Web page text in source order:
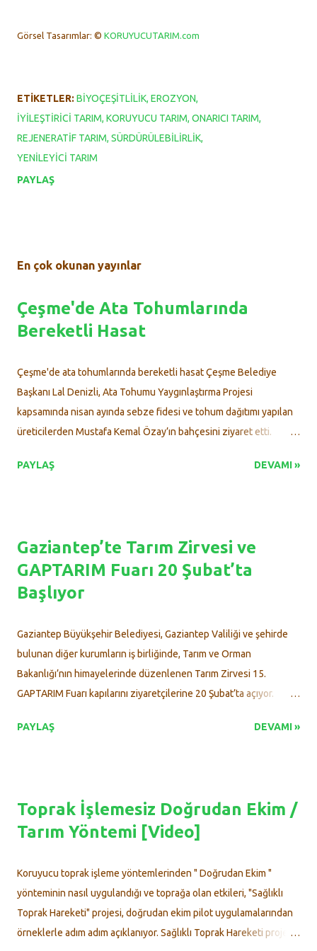
Görsel Tasarımlar: © KORUYUCUTARIM.com
ETIKETLER: BIYOÇEŞITLILIK EROZYON
İYILEŞTIRICI TARIM KORUYUCU TARIM ONARICI TARIM
REJENERATIF TARIM SÜRDÜRÜLEBILIRLIK
YENILEYICI TARIM
PAYLAŞ
En çok okunan yayınlar
Çeşme'de Ata Tohumlarında
Bereketli Hasat
Çeşme'de ata tohumlarında bereketli hasat Çeşme Belediye
Başkanı Lal Denizli, Ata Tohumu Yaygınlaştırma Projesi
kapsamında nisan ayında sebze fidesi ve tohum dağıtımı yapılan
üreticilerden Mustafa Kemal Özay’ın bahçesini ziyaret etti.
elde edilen mahsullerin yurttaşların tarlalarında ve bahçelerinde
somut sonuçlarını vermeye başladı. Nisan ayında üreticilere
dağıtılan yerel sebze fideleri ve tohumlardan elde edilen ilk
mahsuller, Başkan Lal Denizli tarafından yerinde incelendi.
Müdürü Şerif Vural ve belediye ekipleriyle birlikte Mustafa Kemal
Özay’ın bahçesini ziyaret eden Başkan Denizli, ürünlerin gelişimi
ve verimliliği üzerine üreticiyle sohbet etti. Destek olmak içi...
PAYLAŞ DEVAMI »
Gaziantep’te Tarım Zirvesi ve
GAPTARIM Fuarı 20 Şubat’ta
Başlıyor
Gaziantep Büyükşehir Belediyesi, Gaziantep Valiliği ve şehirde
bulunan diğer kurumların iş birliğinde, Tarım ve Orman
Bakanlığı’nın himayelerinde düzenlenen Tarım Zirvesi 15.
GAPTARIM Fuarı kapılarını ziyaretçilerine 20 Şubat’ta açıyor.
etkinlikler, tiyatrolarıyla festival havasında geçecek
konuları tüm yönüyle ele alınacak. Gaziantep Büyükşehir
Belediyesi, Tarım Zirvesi 15. GAPTARIM Fuarı’nda yerini alarak
Büyükşehir Belediyesi tarafından OFM’de oluşturulan "Akıllı
Tarım Uygulama Sokağı" gün boyu ziyarete açık olacak. Fide
dağıtımı, iklim değişikliği ve toprak, çilek dikimi, atık bertaraf
yöntemleri, kompost çalışma atölyesi, çalışma atölyeleri, coğrafi
PAYLAŞ DEVAMI »
Toprak İşlemesiz Doğrudan Ekim /
Tarım Yöntemi [Video]
Koruyucu toprak işleme yöntemlerinden " Doğrudan Ekim "
yönteminin nasıl uygulandığı ve toprağa olan etkileri, "Sağlıklı
Toprak Hareketi" projesi, doğrudan ekim pilot uygulamalarından
örneklerle adım adım açıklanıyor. Sağlıklı Toprak Hareketi projesi